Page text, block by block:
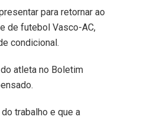
para retornar ao
de futebol Vasco-AC,
condicional.
atleta no Boletim
trabalho e que a